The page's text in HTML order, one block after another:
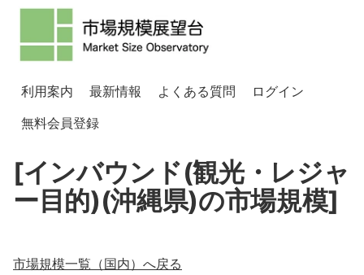
利用案内 最新情報 よくある質問
ログイン
無料会員登録
[インバウンド(観光・レジャ
ー目的)(沖縄県)の市場規模]
市場規模一覧（国内）へ戻る